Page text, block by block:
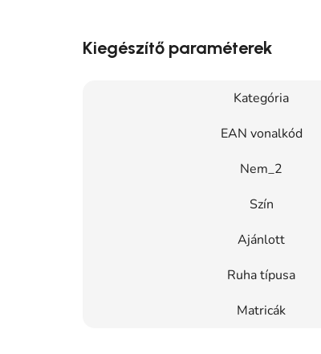
Kiegészítő paraméterek
Kategória
EAN vonalkód
Nem_2
Szín
Ajánlott
Ruha típusa
Matricák